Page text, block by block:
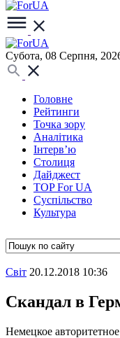
Субота, 08 Серпня,
Головне
Рейтинги
Точка зору
Аналітика
Інтерв’ю
Столиця
Дайджест
TOP For UA
Суспiльство
Культура
Свiт 20.12.2018 10:36
Скандал в
Немецкое